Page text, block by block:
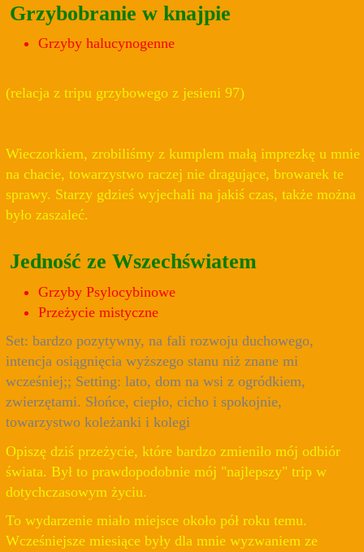
Grzybobranie w knajpie
Grzyby halucynogenne
(relacja z tripu grzybowego z jesieni 97)
Wieczorkiem, zrobiliśmy z kumplem małą imprezkę u mnie
na chacie, towarzystwo raczej nie dragujące, browarek te
sprawy. Starzy gdzieś wyjechali na jakiś czas, także można
było zaszaleć.
Jedność ze Wszechświatem
Grzyby Psylocybinowe
Przeżycie mistyczne
Set: bardzo pozytywny, na fali rozwoju duchowego,
intencja osiągnięcia wyższego stanu niż znane mi
wcześniej;; Setting: lato, dom na wsi z ogródkiem,
zwierzętami. Słońce, ciepło, cicho i spokojnie,
towarzystwo koleżanki i kolegi
Opiszę dziś przeżycie, które bardzo zmieniło mój odbiór
świata. Był to prawdopodobnie mój "najlepszy" trip w
dotychczasowym życiu.
To wydarzenie miało miejsce około pół roku temu.
Wcześniejsze miesiące były dla mnie wyzwaniem ze